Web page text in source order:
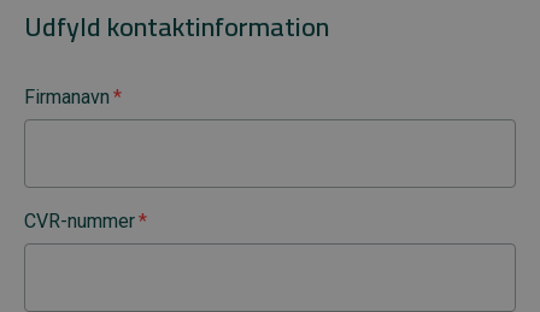
Udfyld kontaktinformation
Firmanavn *
CVR-nummer*